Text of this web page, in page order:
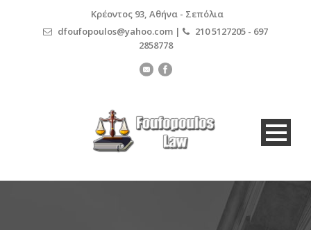
Κρέοντος 93, Αθήνα - Σεπόλια
dfoufopoulos@yahoo.com |
210 5127205 - 697
2858778